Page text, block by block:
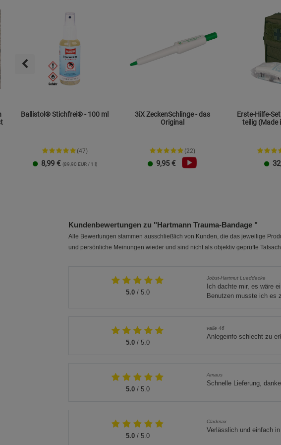
Ballistol® Stichfrei® - 100 ml
(47)
8,99 € (89,90 EUR / 1 l)
3iX ZeckenSchlinge - das
Original
(22)
9,95 €
Erste-Hilfe-
teilig (Made
Kundenbewertungen zu "Hartmann Trauma-Bandage "
Alle Bewertungen stammen ausschließlich von Kunden, die das jeweilige
und persönliche Meinungen wieder und sind nicht als objektiv geprüfte
5.0/ 5.0
Jobst-Hartmut Lueddecke
Ich dachte mir, es wäre
Benutzen musste ich es
5.0/ 5.0
valle 46
Anlegeinfo schlecht zu
5.0/ 5.0
Amaus
Schnelle Lieferung,
5.0/ 5.0
Cladmax
Verlässlich und einfach